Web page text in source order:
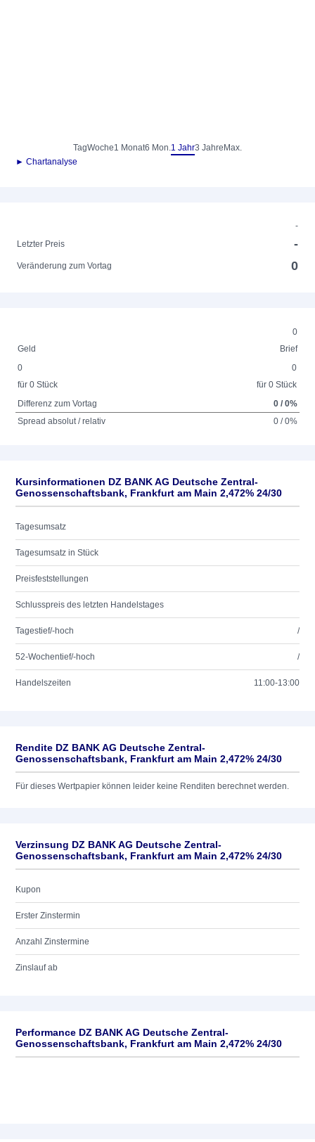
TagWoche1 Monat6 Mon.1 Jahr3 Jahre Max.
► Chartanalyse
-
Letzter Preis
-
Veränderung zum Vortag 0
0
Geld
Brief
0
für 0 Stück
0
für 0 Stück
Differenz zum Vortag
0 / 0%
Spread absolut / relativ
0 / 0%
Kursinformationen DZ BANK AG Deutsche Zentral-
Genossenschaftsbank, Frankfurt am Main 2,472% 24/30
Tagesumsatz
Tagesumsatz in Stück
Preisfeststellungen
Schlusspreis des letzten Handelstages
Tagestief/-hoch /
52-Wochentief/-hoch /
Handelszeiten 11:00-13:00
Rendite DZ BANK AG Deutsche Zentral-
Genossenschaftsbank, Frankfurt am Main 2,472% 24/30
Für dieses Wertpapier können leider keine Renditen berechnet werden.
Verzinsung DZ BANK AG Deutsche Zentral-
Genossenschaftsbank, Frankfurt am Main 2,472% 24/30
Kupon
Erster Zinstermin
Anzahl Zinstermine
Zinslauf ab
Performance DZ BANK AG Deutsche Zentral-
Genossenschaftsbank, Frankfurt am Main 2,472% 24/30